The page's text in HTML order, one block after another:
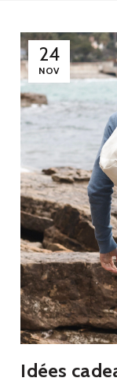
24
NOV
Idées